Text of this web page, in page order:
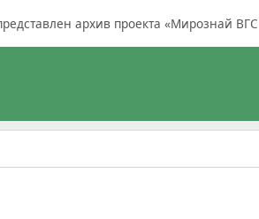
архив проекта «Мирознай